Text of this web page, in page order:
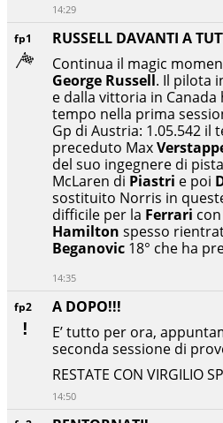
fp2
A DOPO!!!
E’ tutto per ora,
seconda sessione di
RESTATE CON VIRGILIO
14:50
fp1
RUSSELL DAVANTI A
Continua il magic
George Russell. Il pilota
e dalla vittoria in
tempo nella prima
Gp di Austria: 1.05.542 il
preceduto Max
del suo ingegnere di
McLaren di Piastri e poi
sostituito Norris in
difficile per la Ferrari
Hamilton spesso
Beganovic 18° che ha
14:35
14:29